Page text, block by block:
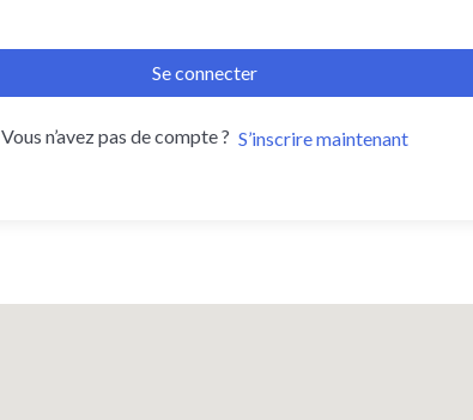
Se connecter
Vous n’avez pas de compte ? S’inscrire maintenant